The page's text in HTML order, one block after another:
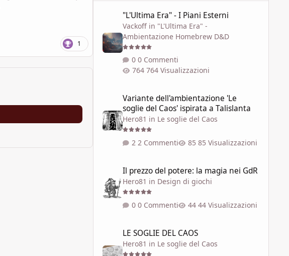
1
"L'Ultima Era" - I Piani Esterni
Vackoffin "L'Ultima Era" -
Ambientazione Homebrew D&D
0 Commenti
764 Visualizzazioni
Variante dell'ambientazione 'Le
soglie del Caos' ispirata a Talislanta
Hero81 in Le soglie del Caos
2 Commenti 85 Visualizzazioni
Il prezzo del potere: la magia nei GdR
Hero81 in Design di giochi
0 Commenti 44 Visualizzazioni
LE SOGLIE DEL CAOS
Hero81 in Le soglie del Caos